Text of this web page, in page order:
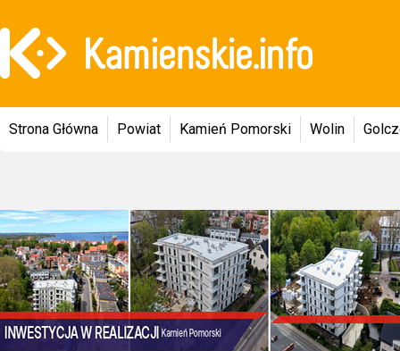
Strona Główna Powiat Kamień Pomorski Wolin